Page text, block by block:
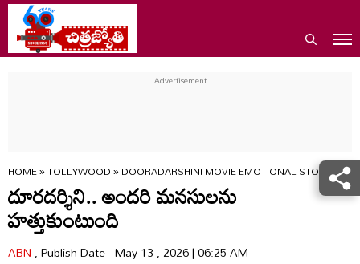
HOME»TOLLYWOOD»DOORADARSHINI MOVIE EMOTIONAL STORY
దూరదర్శిని.. అందరి మనసులను
హత్తుకుంటుంది
ABN, Publish Date - May 13 , 2026 | 06:25 AM